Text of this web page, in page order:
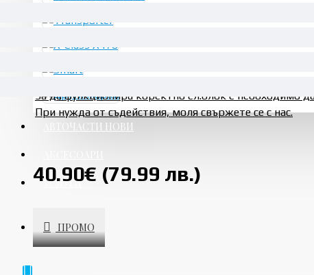
АВТОЧАСТИ НОВИ
УСЛУГИ
ПРОМО
За да функционира коректно ел.блок е необходимо
При нужда от съдействия, моля свържете се с нас.
40.90€ (79.99 лв.)